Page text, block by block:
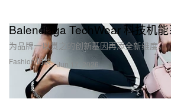
Fashion 时装
Balenciaga TechWear 科技机
为品牌一以贯之的创新基因再添全新维度。
Jun 17, 2026